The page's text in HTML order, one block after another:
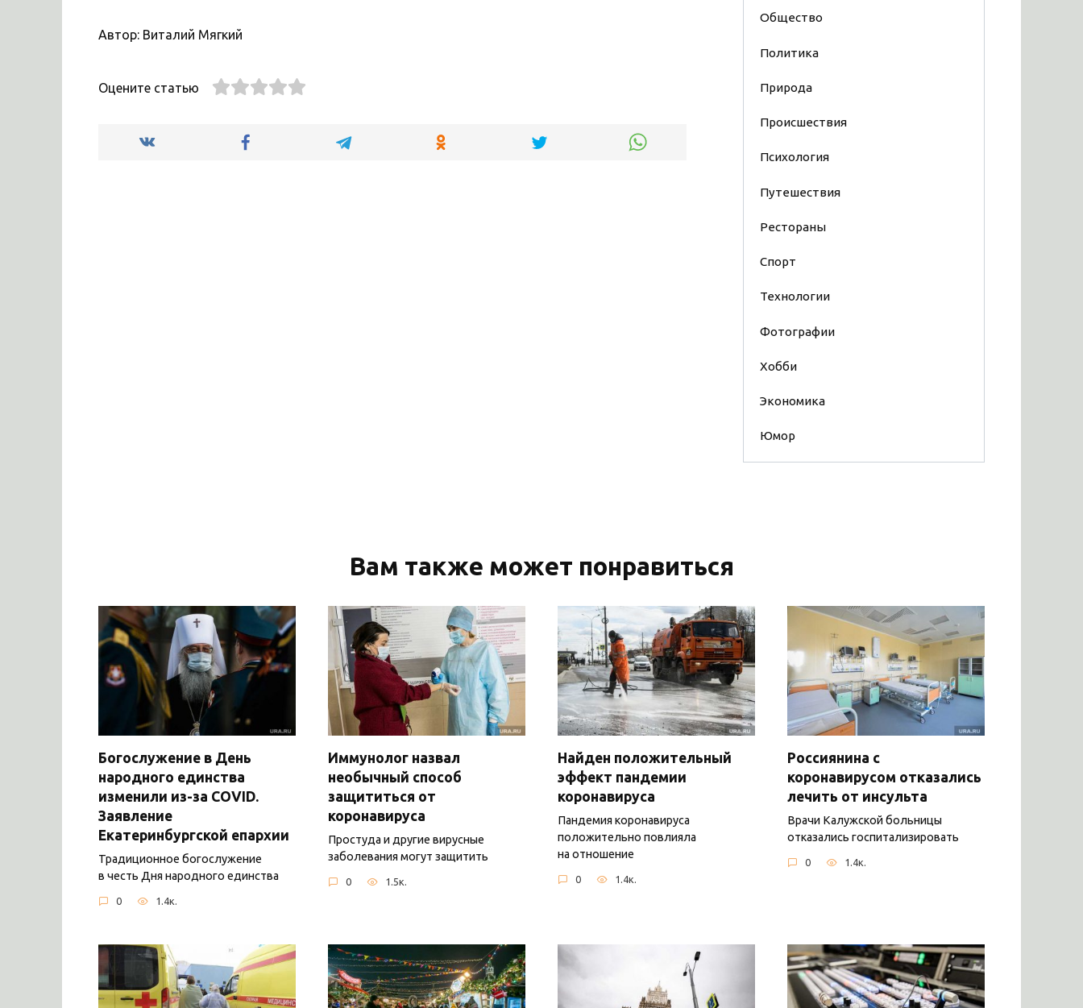
Автор: Виталий Мягкий
Оцените статью
Общество
Политика
Природа
Происшествия
Психология
Путешествия
Рестораны
Спорт
Технологии
Фотографии
Хобби
Экономика
Юмор
Вам также может понравиться
Богослужение в День
народного единства
изменили из-за COVID.
Заявление
Екатеринбургской епархии
Традиционное богослужение
в честь Дня народного единства
0 1.4к.
Иммунолог назвал
необычный способ
защититься от
коронавируса
Простуда и другие вирусные
заболевания могут защитить
0 1.5к.
Найден положительный
эффект пандемии
коронавируса
Пандемия коронавируса
положительно повлияла
на отношение
0 1.4к.
Россиянина с
коронавирусом отказались
лечить от инсульта
Врачи Калужской больницы
отказались госпитализировать
0 1.4к.